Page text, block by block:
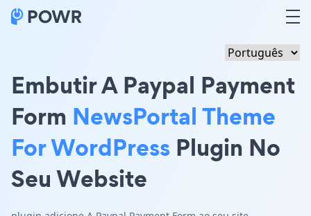
Embutir A Paypal Payment
Form NewsPortal Theme
For WordPress Plugin No
Seu Website